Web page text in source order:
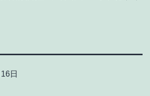
日